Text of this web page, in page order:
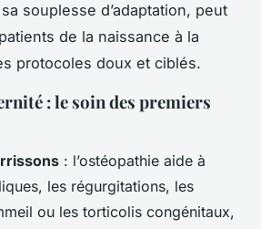
souplesse d’adaptation, peut
de la naissance à la
protocoles doux et ciblés.
: le soin des premiers
: l’ostéopathie aide à
les régurgitations, les
ou les torticolis congénitaux,